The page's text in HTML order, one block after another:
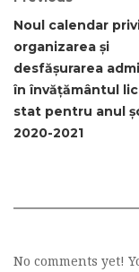
Noul calendar
organizarea și
desfășurarea
în învățământul
stat pentru anul
2020-2021
No comments yet!